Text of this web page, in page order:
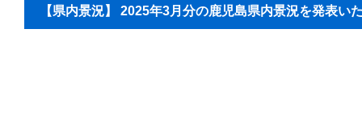
【県内景況】 2025年3月分の鹿児島県内景況を発表い